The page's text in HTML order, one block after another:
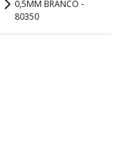
0,5MM BRANCO -
80350